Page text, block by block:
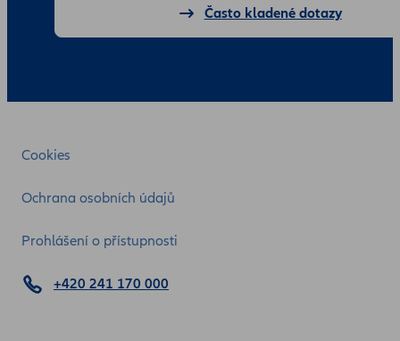
Často kladené dotazy
Cookies
Ochrana osobních údajů
Prohlášení o přístupnosti
+420 241 170 000